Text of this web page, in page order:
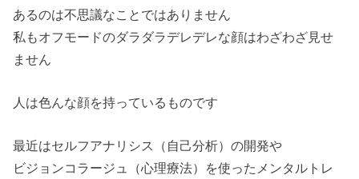
あるのは不思議なことではありません
私もオフモードのダラダラデレデレな顔はわざわざ見せ
ません
人は色んな顔を持っているものです
最近はセルフアナリシス（自己分析）の開発や
ビジョンコラージュ（心理療法）を使ったメンタルトレ